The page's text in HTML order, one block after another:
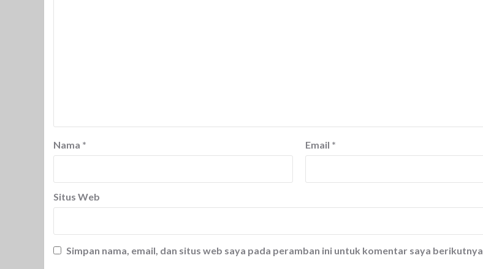
Nama * Email *
Situs Web
Simpan nama, email, dan situs web saya pada peramban ini untuk komentar saya berikutnya.